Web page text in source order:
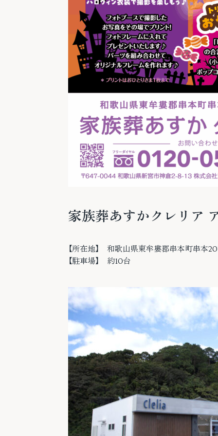
家族葬あすかクレリア
【所在地】 和歌山県東牟婁郡串本町串本
【駐車場】 約10台